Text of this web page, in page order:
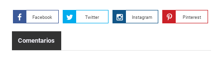
Facebook Twitter Instagram Pinterest
Comentarios